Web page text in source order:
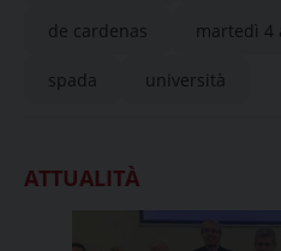
de cardenas martedì 4
spada università
ATTUALITÀ